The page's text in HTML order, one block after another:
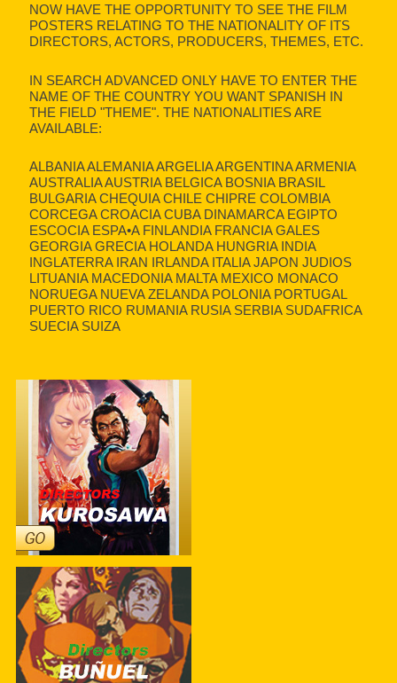
NOW HAVE THE OPPORTUNITY TO SEE THE FILM
POSTERS RELATING TO THE NATIONALITY OF ITS
DIRECTORS, ACTORS, PRODUCERS, THEMES, ETC.
IN SEARCH ADVANCED ONLY HAVE TO ENTER THE
NAME OF THE COUNTRY YOU WANT SPANISH IN
THE FIELD "THEME". THE NATIONALITIES ARE
AVAILABLE:
ALBANIA ALEMANIA ARGELIA ARGENTINA ARMENIA
AUSTRALIA AUSTRIA BELGICA BOSNIA BRASIL
BULGARIA CHEQUIA CHILE CHIPRE COLOMBIA
CORCEGA CROACIA CUBA DINAMARCA EGIPTO
ESCOCIA ESPA•A FINLANDIA FRANCIA GALES
GEORGIA GRECIA HOLANDA HUNGRIA INDIA
INGLATERRA IRAN IRLANDA ITALIA JAPON JUDIOS
LITUANIA MACEDONIA MALTA MEXICO MONACO
NORUEGA NUEVA ZELANDA POLONIA PORTUGAL
PUERTO RICO RUMANIA RUSIA SERBIA SUDAFRICA
SUECIA SUIZA